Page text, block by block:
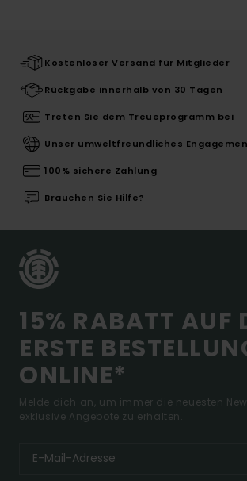
Kostenloser Versand für Mitglieder
Rückgabe innerhalb von 30 Tagen
Treten Sie dem Treueprogramm bei
Unser umweltfreundliches
100% sichere Zahlung
Brauchen Sie Hilfe?
15% RABATT AUF
ERSTE
ONLINE*
Melde dich an, um immer die neuesten
exklusive Angebote zu erhalten.